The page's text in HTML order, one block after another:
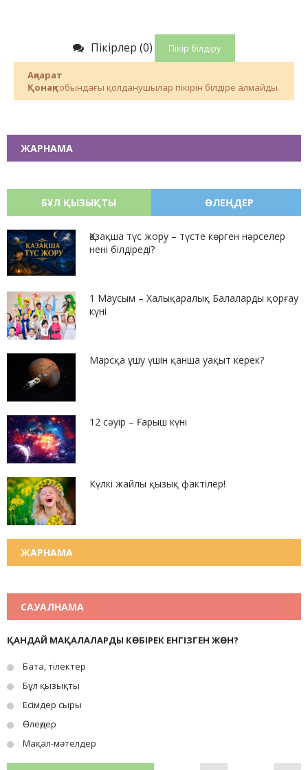
Пікірлер (0) Пікір білдіру
Ақпарат
Қонақ,тобындағы қолданушылар пікірін білдіре алмайды.
ЖАРНАМА
БҰЛ ҚЫЗЫҚТЫ ӨЛЕҢДЕР
Қазақша түс жору – түсте көрген нәрселер
нені білдіреді?
1 Маусым – Халықаралық Балаларды қорғау
күні
Марсқа ұшу үшін қанша уақыт керек?
12 сәуір – Ғарыш күні
Күлкі жайлы қызық фактілер!
ЖАРНАМА
САУАЛНАМА
ҚАНДАЙ МАҚАЛАЛАРДЫ КӨБІРЕК ЕНГІЗГЕН ЖӨН?
Бата, тілектер
Бұл қызықты
Есімдер сыры
Өлеңдер
Мақал-мәтелдер